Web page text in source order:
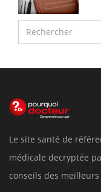
Le site santé de
médicale decryptée
conseils des